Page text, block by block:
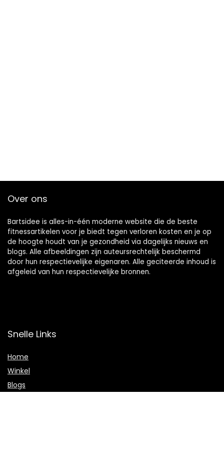
Over ons
Bartsidee is alles-in-één moderne website die de beste
fitnessartikelen voor je biedt tegen verloren kosten en je op
de hoogte houdt van je gezondheid via dagelijks nieuws en
blogs. Alle afbeeldingen zijn auteursrechtelijk beschermd
door hun respectievelijke eigenaren. Alle geciteerde inhoud is
afgeleid van hun respectievelijke bronnen.
Snelle Links
Home
Winkel
Blogs